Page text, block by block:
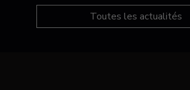
Toutes les actualités